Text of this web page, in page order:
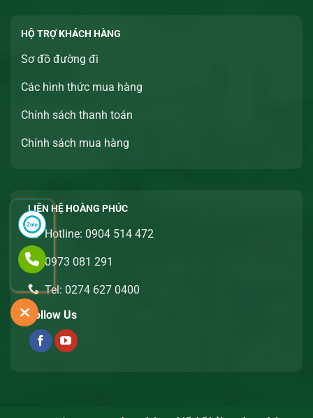
HỘ TRỢ KHÁCH HÀNG
Sơ đồ đường đi
Các hình thức mua hàng
Chính sách thanh toán
Chính sách mua hàng
LIÊN HỆ HOÀNG PHÚC
Hotline: 0904 514 472
0973 081 291
Tel: 0274 627 0400
Follow Us